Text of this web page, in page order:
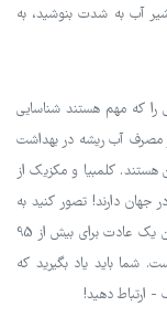
آب به شدت بنوشید، به
را که مهم هستند شناسایی
آب و فاضلاب بوگوتا، 58 درصد از مصرف آب ریشه در بهداشت
کلمبیا و مکزیک از
دارند! تصور کنید به
شما گفته شود که نباید روزانه دوش بگیرید در حالی که این یک عادت برای بیش از 95
شما باید یاد بگیرید که
- ارتباط دهید!